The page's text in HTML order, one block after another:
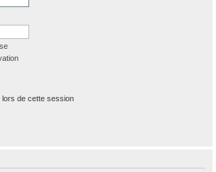
de cette session